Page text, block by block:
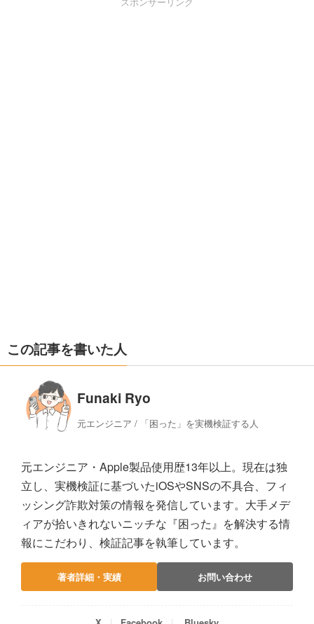
この記事を書いた人
Funaki Ryo
元エンジニア / 「困った」を実機検証する人
元エンジニア・Apple製品使用歴13年以上。現在は独
立し、実機検証に基づいたiOSやSNSの不具合、フィ
ッシング詐欺対策の情報を発信しています。大手メデ
ィアが拾いきれないニッチな『困った』を解決する情
報にこだわり、検証記事を執筆しています。
著者詳細・実績 お問い合わせ